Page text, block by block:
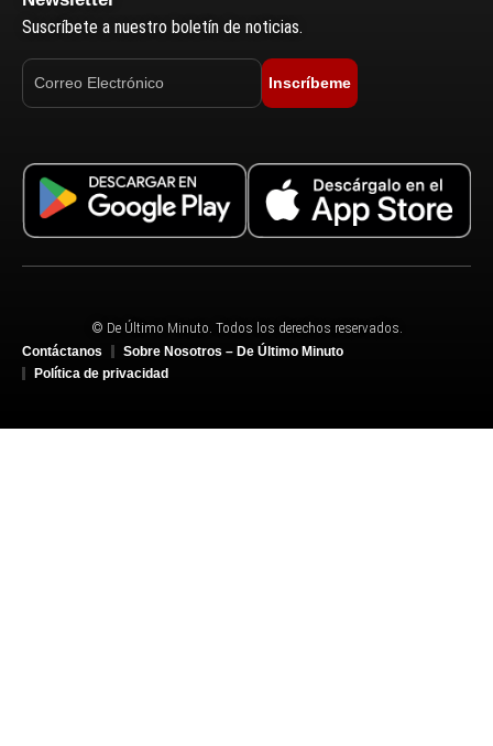
Suscríbete a nuestro boletín de noticias.
Inscríbeme
© De Último Minuto. Todos los derechos reservados.
Contáctanos
Sobre Nosotros – De Último Minuto
Política de privacidad